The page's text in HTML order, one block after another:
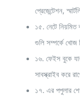
প্রেজেন্টেশন,
১৫. নেটে
গুলি সম্পর্কে খোজ
১৬. ফেইস বুকে
সাবস্ক্রাইব করে
১৭. এর পপুলার